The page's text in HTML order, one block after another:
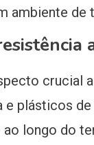
ambiente de
crucial
e plásticos
longo do